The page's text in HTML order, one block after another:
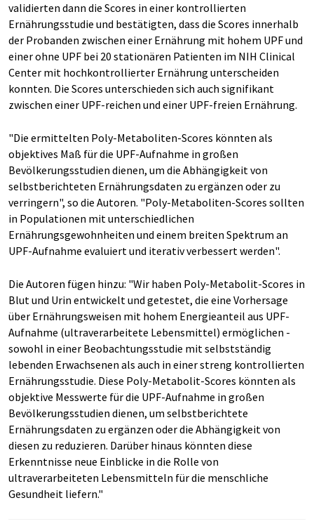
validierten dann die Scores in einer kontrollierten
Ernährungsstudie und bestätigten, dass die Scores innerhalb
der Probanden zwischen einer Ernährung mit hohem UPF und
einer ohne UPF bei 20 stationären Patienten im NIH Clinical
Center mit hochkontrollierter Ernährung unterscheiden
konnten. Die Scores unterschieden sich auch signifikant
zwischen einer UPF-reichen und einer UPF-freien Ernährung.
"Die ermittelten Poly-Metaboliten-Scores könnten als
objektives Maß für die UPF-Aufnahme in großen
Bevölkerungsstudien dienen, um die Abhängigkeit von
selbstberichteten Ernährungsdaten zu ergänzen oder zu
verringern", so die Autoren. "Poly-Metaboliten-Scores sollten
in Populationen mit unterschiedlichen
Ernährungsgewohnheiten und einem breiten Spektrum an
UPF-Aufnahme evaluiert und iterativ verbessert werden".
Die Autoren fügen hinzu: "Wir haben Poly-Metabolit-Scores in
Blut und Urin entwickelt und getestet, die eine Vorhersage
über Ernährungsweisen mit hohem Energieanteil aus UPF-
Aufnahme (ultraverarbeitete Lebensmittel) ermöglichen -
sowohl in einer Beobachtungsstudie mit selbstständig
lebenden Erwachsenen als auch in einer streng kontrollierten
Ernährungsstudie. Diese Poly-Metabolit-Scores könnten als
objektive Messwerte für die UPF-Aufnahme in großen
Bevölkerungsstudien dienen, um selbstberichtete
Ernährungsdaten zu ergänzen oder die Abhängigkeit von
diesen zu reduzieren. Darüber hinaus könnten diese
Erkenntnisse neue Einblicke in die Rolle von
ultraverarbeiteten Lebensmitteln für die menschliche
Gesundheit liefern."